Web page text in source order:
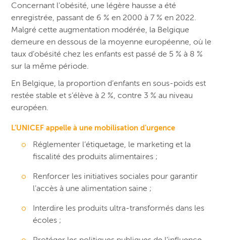
Concernant l’obésité, une légère hausse a été
enregistrée, passant de 6 % en 2000 à 7 % en 2022.
Malgré cette augmentation modérée, la Belgique
demeure en dessous de la moyenne européenne, où le
taux d’obésité chez les enfants est passé de 5 % à 8 %
sur la même période.
En Belgique, la proportion d’enfants en sous-poids est
restée stable et s’élève à 2 %, contre 3 % au niveau
européen.
L’UNICEF appelle à une mobilisation d’urgence
Réglementer l’étiquetage, le marketing et la
fiscalité des produits alimentaires ;
Renforcer les initiatives sociales pour garantir
l’accès à une alimentation saine ;
Interdire les produits ultra-transformés dans les
écoles ;